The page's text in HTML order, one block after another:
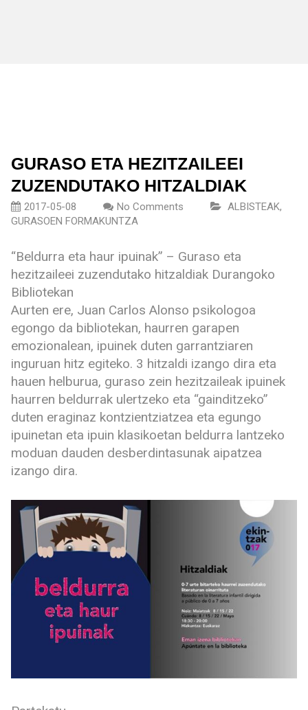
GURASO ETA HEZITZAILEEI
ZUZENDUTAKO HITZALDIAK
2017-05-08 No Comments ALBISTEAK,
GURASOEN FORMAKUNTZA
“Beldurra eta haur ipuinak” – Guraso eta
hezitzaileei zuzendutako hitzaldiak Durangoko
Bibliotekan
Aurten ere, Juan Carlos Alonso psikologoa
egongo da bibliotekan, haurren garapen
emozionalean, ipuinek duten garrantziaren
inguruan hitz egiteko. 3 hitzaldi izango dira eta
hauen helburua, guraso zein hezitzaileak ipuinek
haurren beldurrak ulertzeko eta “gainditzeko”
duten eraginaz kontzientziatzea eta egungo
ipuinetan eta ipuin klasikoetan beldurra lantzeko
moduan dauden desberdintasunak aipatzea
izango dira.